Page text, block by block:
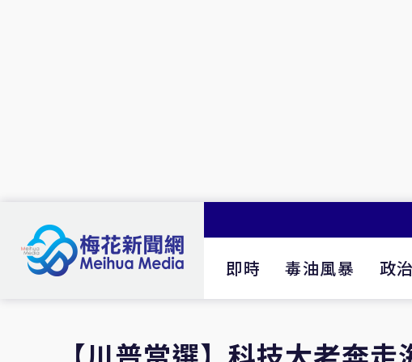
即時 毒油風暴 政治